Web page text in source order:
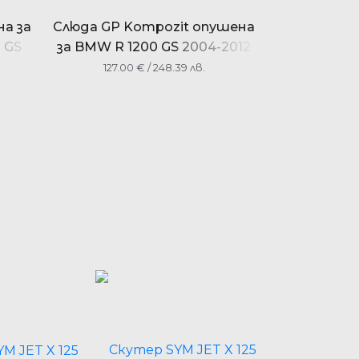
за
Слюда GP Kompozit опушена
за BMW R 1200 GS 2004-2012
127.00 € / 248.39 лв.